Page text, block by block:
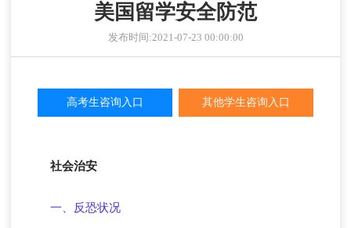
美国留学安全防范
发布时间:2021-07-23 00:00:00
高考生咨询入口 其他学生咨询入口
社会治安
一、反恐状况